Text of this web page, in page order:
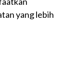
yang lebih